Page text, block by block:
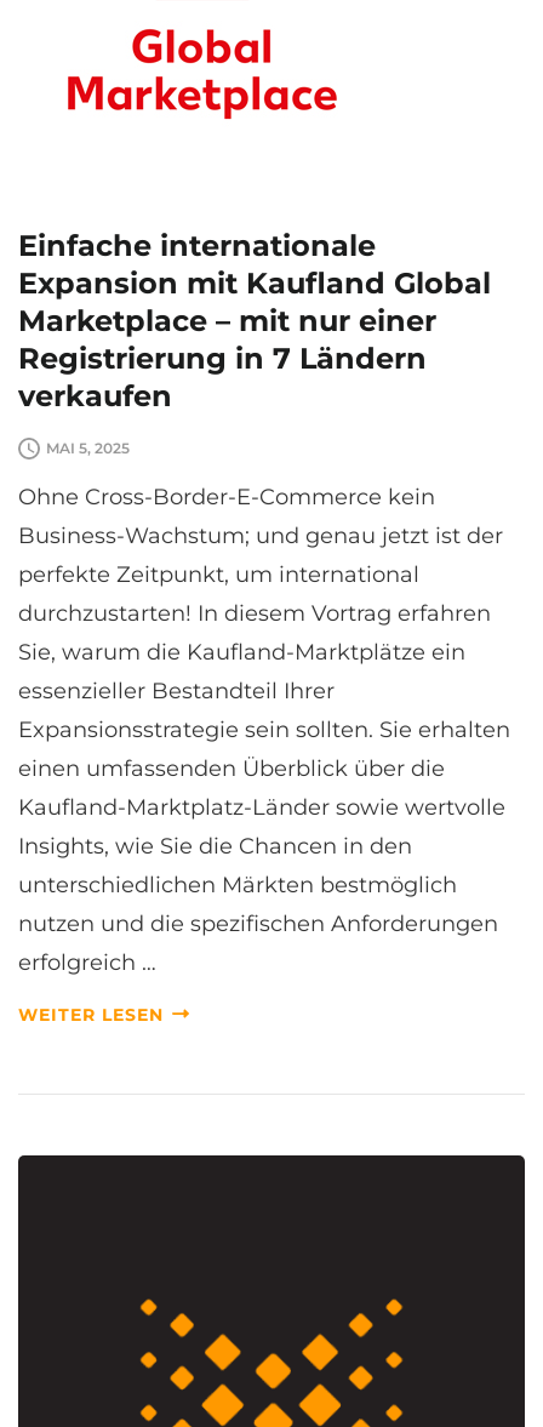
Einfache internationale
Expansion mit Kaufland Global
Marketplace – mit nur einer
Registrierung in 7 Ländern
verkaufen
MAI 5, 2025
Ohne Cross-Border-E-Commerce kein
Business-Wachstum; und genau jetzt ist der
perfekte Zeitpunkt, um international
durchzustarten! In diesem Vortrag erfahren
Sie, warum die Kaufland-Marktplätze ein
essenzieller Bestandteil Ihrer
Expansionsstrategie sein sollten. Sie erhalten
einen umfassenden Überblick über die
Kaufland-Marktplatz-Länder sowie wertvolle
Insights, wie Sie die Chancen in den
unterschiedlichen Märkten bestmöglich
nutzen und die spezifischen Anforderungen
erfolgreich …
WEITER LESEN